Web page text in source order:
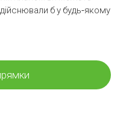
б у будь-якому